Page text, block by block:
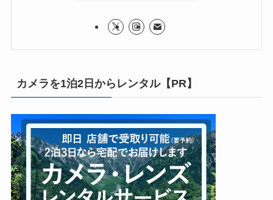
カメラを1泊2日からレンタル【PR】